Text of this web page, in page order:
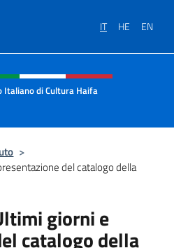
IT HE EN
social e menù
Italiano di Cultura Haifa
>
del catalogo della
giorni e
catalogo della